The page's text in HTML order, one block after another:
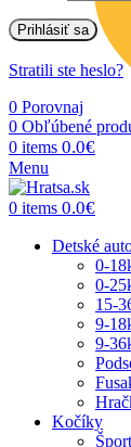
Prihlásiť sa
Stratili ste heslo?
0 Porovnaj
0 Obľúbené
0 items 0.0€
Menu
0 items 0.0€
Detské
0-
0-
15-
9-
9-
Kočíky